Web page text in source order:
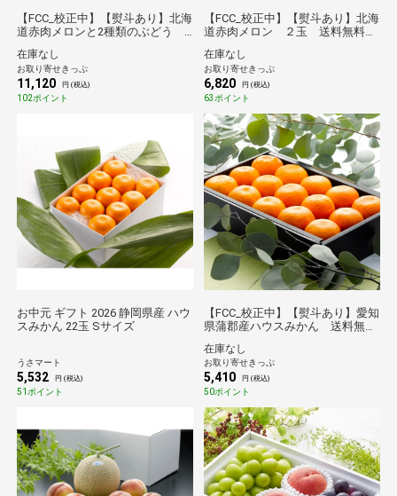
【FCC_校正中】【熨斗あり】北海
道赤肉メロンと2種類のぶどう
在庫なし
お取り寄せきっぷ
11,120 円 (税込)
102ポイント
【FCC_校正中】【熨斗あり】北海
道赤肉メロン ２玉 送料無料
在庫なし
お取り寄せきっぷ
6,820 円 (税込)
63ポイント
お中元 ギフト 2026 静岡県産 ハウ
スみかん 22玉 Sサイズ
うさマート
5,532 円 (税込)
51ポイント
【FCC_校正中】【熨斗あり】愛知
県蒲郡産ハウスみかん 送料無料
在庫なし
お取り寄せきっぷ
5,410 円 (税込)
50ポイント